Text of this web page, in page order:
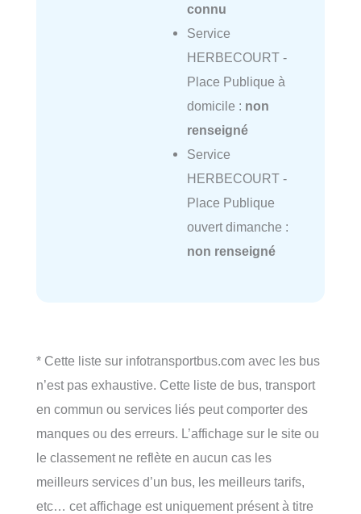
connu
Service
HERBECOURT -
Place Publique à
domicile : non
renseigné
Service
HERBECOURT -
Place Publique
ouvert dimanche :
non renseigné
* Cette liste sur infotransportbus.com avec les bus
n’est pas exhaustive. Cette liste de bus, transport
en commun ou services liés peut comporter des
manques ou des erreurs. L’affichage sur le site ou
le classement ne reflète en aucun cas les
meilleurs services d’un bus, les meilleurs tarifs,
etc… cet affichage est uniquement présent à titre